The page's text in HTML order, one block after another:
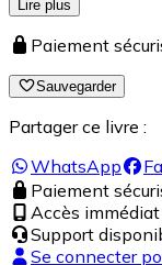
Lire plus
Paiement
Sauvegarder
Partager ce livre :
WhatsApp
Paiement
Accès
Support
Se connecter